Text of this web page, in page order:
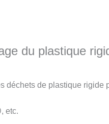
du plastique
de plastique rigide
etc.